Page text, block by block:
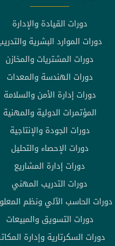
دورات القيادة والإدارة
دورات الموارد البشرية
دورات المشتريات والمخازن
دورات الهندسة والمعدات
دورات إدارة الأمن والسلامة
المؤتمرات الدولية والمهنية
دورات الجودة والإنتاجية
دورات الإحصاء والتحليل
دورات إدارة المشاريع
دورات التدريب المهني
دورات الحاسب الآلي ونظم
دورات التسويق والمبيعات
دورات السكرتارية وإدارة